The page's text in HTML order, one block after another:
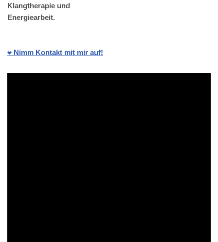
Klangtherapie und
Energiearbeit.
❤️ Nimm Kontakt mit mir auf!